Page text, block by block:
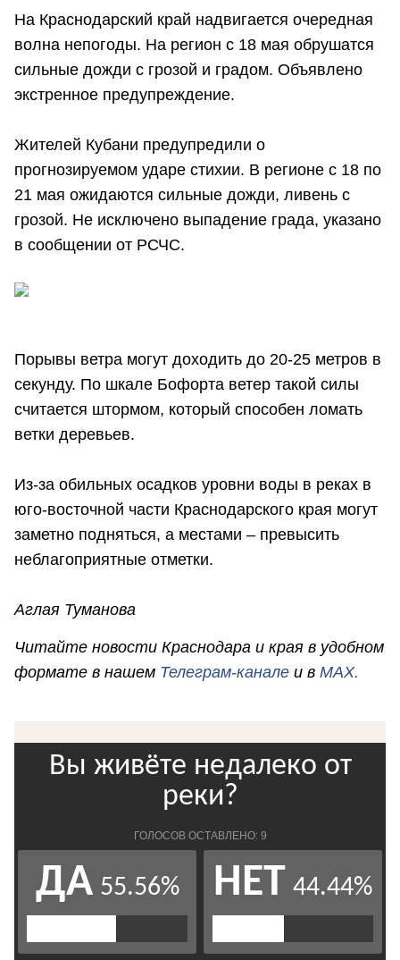
На Краснодарский край надвигается очередная
волна непогоды. На регион с 18 мая обрушатся
сильные дожди с грозой и градом. Объявлено
экстренное предупреждение.
Жителей Кубани предупредили о
прогнозируемом ударе стихии. В регионе с 18 по
21 мая ожидаются сильные дожди, ливень с
грозой. Не исключено выпадение града, указано
в сообщении от РСЧС.
Порывы ветра могут доходить до 20-25 метров в
секунду. По шкале Бофорта ветер такой силы
считается штормом, который способен ломать
ветки деревьев.
Из-за обильных осадков уровни воды в реках в
юго-восточной части Краснодарского края могут
заметно подняться, а местами – превысить
неблагоприятные отметки.
Аглая Туманова
Читайте новости Краснодара и края в удобном
формате в нашем Телеграм-канале и в MAX.